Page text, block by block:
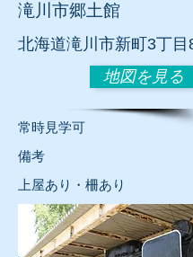
滝川市郷土館
北海道滝川市新町3丁目
地図を見る
常時見学可
​備考
上屋あり・柵あり